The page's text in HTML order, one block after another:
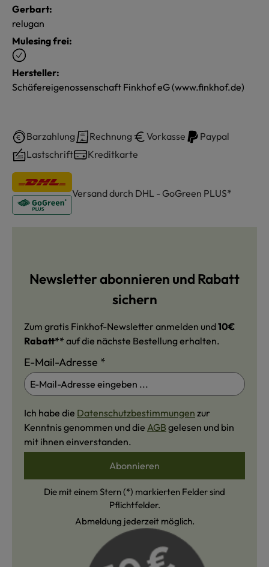
Gerbart:
relugan
Mulesing frei:
Hersteller:
Schäfereigenossenschaft Finkhof eG (www.finkhof.de)
Barzahlung Rechnung Vorkasse
Paypal
Lastschrift
Kreditkarte
Versand durch DHL - GoGreen PLUS*
Newsletter abonnieren und Rabatt
sichern
Zum gratis Finkhof-Newsletter anmelden und10€
Rabatt** auf die nächste Bestellung erhalten.
E-Mail-Adresse *
Ich habe die Datenschutzbestimmungen zur
Kenntnis genommen und die AGB gelesen und bin
mit ihnen einverstanden.
Abonnieren
Die mit einem Stern (*) markierten Felder sind
Pflichtfelder.
Abmeldung jederzeit möglich.